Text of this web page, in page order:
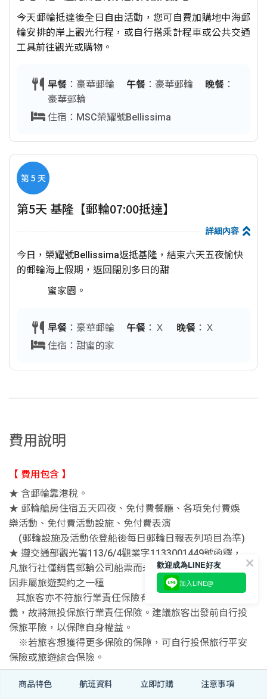
商品特色 航班資料 立即訂購 注意事項
今天郵輪抵達後全日自由活動，您可自費加購地中海郵
輪安排的岸上觀光行程，或自行搭乘計程車或公共交通
工具前往觀光或購物。
早餐：豪華郵輪 午餐：豪華郵輪 晚餐：
豪華郵輪
住宿：MSC榮耀號Bellissima
第 5 天
第5天 基隆【郵輪07:00抵達】
詳細內容
今日，榮耀號Bellissima返抵基隆，結束六天五夜愉快
的郵輪海上假期，返回闊別多日的甜
蜜家園。
早餐：豪華郵輪 午餐：Ｘ 晚餐：Ｘ
住宿：甜蜜的家
費用說明
【 費用包含 】
★ 含郵輪靠港稅。
★ 郵輪艙房住宿五天四夜、免付費餐廳、各項免付費娛
樂活動、免付費活動設施、免付費表演
(郵輪設施及活動依登船後每日郵輪日報表列項目為準)
★ 遵交通部觀光署113/6/4觀業字1133001449號函釋，
凡旅行社僅銷售郵輪公司船票而未涉及旅遊行程安排者，
因非屬旅遊契約之一種
其旅客亦不符旅行業責任保險有關「旅遊團員」之定
義，故將無投保旅行業責任保險。建議旅客出發前自行投
保旅平險，以保障自身權益。
※若旅客想獲得更多保險的保障，可自行投保旅行平安
保險或旅遊綜合保險。
歡迎成為LINE好友
加入LINE@